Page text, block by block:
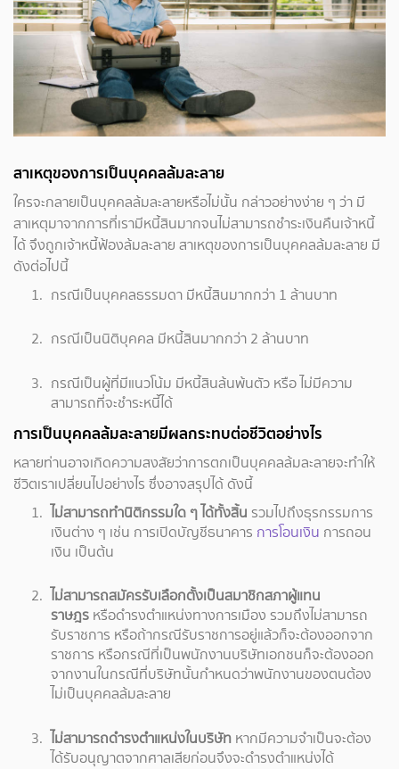
สาเหตุของการเป็นบุคคลล้มละลาย
ใครจะกลายเป็นบุคคลล้มละลายหรือไม่นั้น กล่าวอย่างง่าย ๆ ว่า มี
สาเหตุมาจากการที่เรามีหนี้สินมากจนไม่สามารถชำระเงินคืนเจ้าหนี้
ได้ จึงถูกเจ้าหนี้ฟ้องล้มละลาย สาเหตุของการเป็นบุคคลล้มละลาย มี
ดังต่อไปนี้
กรณีเป็นบุคคลธรรมดา มีหนี้สินมากกว่า 1 ล้านบาท
กรณีเป็นนิติบุคคล มีหนี้สินมากกว่า 2 ล้านบาท
กรณีเป็นผู้ที่มีแนวโน้ม มีหนี้สินล้นพ้นตัว หรือ ไม่มีความ
สามารถที่จะชำระหนี้ได้
การเป็นบุคคลล้มละลายมีผลกระทบต่อชีวิตอย่างไร
หลายท่านอาจเกิดความสงสัยว่าการตกเป็นบุคคลล้มละลายจะทำให้
ชีวิตเราเปลี่ยนไปอย่างไร ซึ่งอาจสรุปได้ ดังนี้
ไม่สามารถทำนิติกรรมใด ๆ ได้ทั้งสิ้น รวมไปถึงธุรกรรมการ
เงินต่าง ๆ เช่น การเปิดบัญชีธนาคาร การโอนเงิน การถอน
เงิน เป็นต้น
ไม่สามารถสมัครรับเลือกตั้งเป็นสมาชิกสภาผู้แทน
ราษฎร หรือดำรงตำแหน่งทางการเมือง รวมถึงไม่สามารถ
รับราชการ หรือถ้ากรณีรับราชการอยู่แล้วก็จะต้องออกจาก
ราชการ หรือกรณีที่เป็นพนักงานบริษัทเอกชนก็จะต้องออก
จากงานในกรณีที่บริษัทนั้นกำหนดว่าพนักงานของตนต้อง
ไม่เป็นบุคคลล้มละลาย
ไม่สามารถดำรงตำแหน่งในบริษัท หากมีความจำเป็นจะต้อง
ได้รับอนุญาตจากศาลเสียก่อนจึงจะดำรงตำแหน่งได้